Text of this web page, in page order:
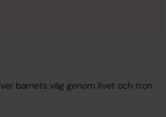
barnets väg genom livet och tron.